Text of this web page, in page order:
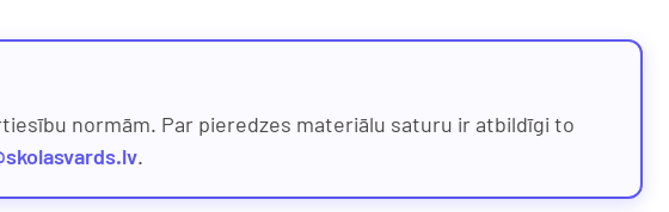
normām. Par pieredzes materiālu saturu ir atbildīgi to
.